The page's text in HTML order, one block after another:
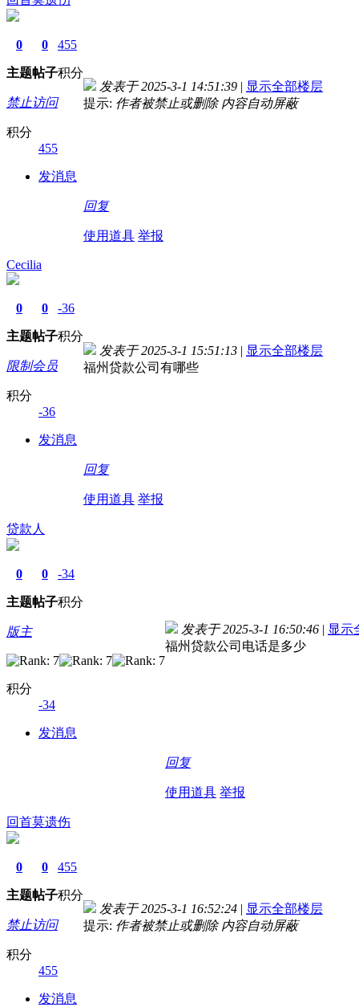
0
主题
0
帖子
455
积分
禁止访问
积分
455
发消息
发表于 2025-3-1 14:51:39 | 显示全部楼层
提示: 作者被禁止或删除 内容自动屏蔽
回复
使用道具 举报
Cecilia
0
主题
0
帖子
-36
积分
限制会员
积分
-36
发消息
发表于 2025-3-1 15:51:13 | 显示全部楼层
福州贷款公司有哪些
回复
使用道具 举报
贷款人
0
主题
0
帖子
-34
积分
版主
积分
-34
发消息
发表于 2025-3-1 16:50:46 | 显示
福州贷款公司电话是多少
回复
使用道具 举报
回首莫遗伤
0
主题
0
帖子
455
积分
禁止访问
积分
455
发消息
发表于 2025-3-1 16:52:24 | 显示全部楼层
提示: 作者被禁止或删除 内容自动屏蔽